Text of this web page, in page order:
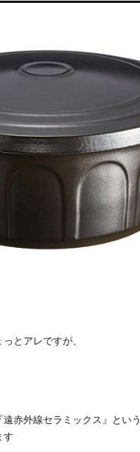
とアレですが、
赤外線セラミックス』という
す